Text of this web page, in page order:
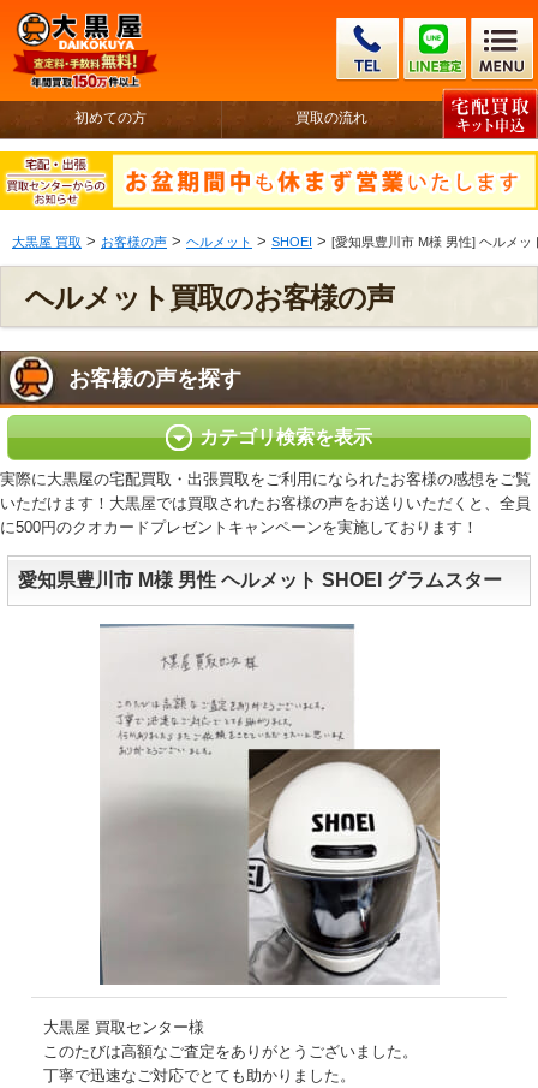
初めての方 買取の流れ
大黒屋 買取 > お客様の声 > ヘルメット > SHOEI > [愛知県豊川市 M様 男性] ヘルメッ
ヘルメット買取のお客様の声
お客様の声を探す
カテゴリ検索を表示
実際に大黒屋の宅配買取・出張買取をご利用になられたお客様の感想をご覧
いただけます！大黒屋では買取されたお客様の声をお送りいただくと、全員
に500円のクオカードプレゼントキャンペーンを実施しております！
愛知県豊川市 M様 男性 ヘルメット SHOEI グラムスター
大黒屋 買取センター様
このたびは高額なご査定をありがとうございました。
丁寧で迅速なご対応でとても助かりました。